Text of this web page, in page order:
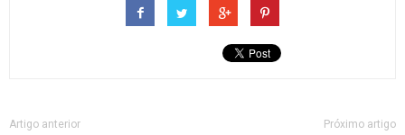
Artigo anterior Próximo artigo